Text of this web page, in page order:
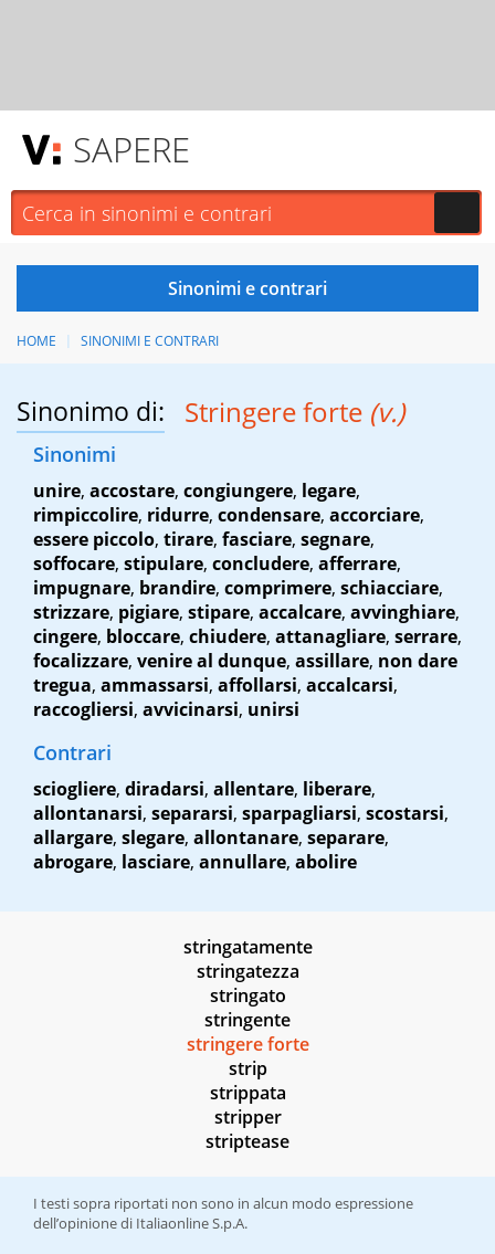
SAPERE
HOME SINONIMI E CONTRARI
Sinonimo di: Stringere forte (v.)
Sinonimi
unire, accostare, congiungere, legare,
rimpiccolire, ridurre, condensare, accorciare,
essere piccolo, tirare, fasciare, segnare,
soffocare, stipulare, concludere, afferrare,
impugnare, brandire, comprimere, schiacciare,
strizzare, pigiare, stipare, accalcare, avvinghiare,
cingere, bloccare, chiudere, attanagliare, serrare,
focalizzare, venire al dunque, assillare, non dare
tregua, ammassarsi, affollarsi, accalcarsi,
raccogliersi, avvicinarsi, unirsi
Contrari
sciogliere, diradarsi, allentare, liberare,
allontanarsi, separarsi, sparpagliarsi, scostarsi,
allargare, slegare, allontanare, separare,
abrogare, lasciare, annullare, abolire
stringatamente
stringatezza
stringato
stringente
stringere forte
strip
strippata
stripper
striptease
I testi sopra riportati non sono in alcun modo espressione
dell’opinione di Italiaonline S.p.A.